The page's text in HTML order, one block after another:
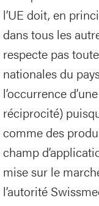
l’UE doit, en
dans tous les
respecte pas
nationales du
l’occurrence
réciprocité)
comme des
champ
mise sur le
l’autorité